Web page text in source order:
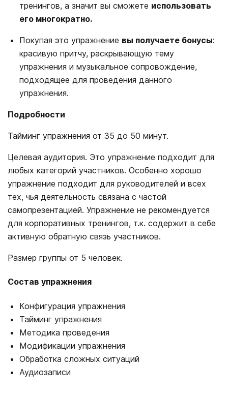
тренингов, а значит вы сможете использовать
его многократно.
Покупая это упражнение вы получаете бонусы:
красивую притчу, раскрывающую тему
упражнения и музыкальное сопровождение,
подходящее для проведения данного
упражнения.
Подробности
Тайминг упражнения от 35 до 50 минут.
Целевая аудитория. Это упражнение подходит для
любых категорий участников. Особенно хорошо
упражнение подходит для руководителей и всех
тех, чья деятельность связана с частой
самопрезентацией. Упражнение не рекомендуется
для корпоративных тренингов, т.к. содержит в себе
активную обратную связь участников.
Размер группы от 5 человек.
Состав упражнения
Конфигурация упражнения
Тайминг упражнения
Методика проведения
Модификации упражнения
Обработка сложных ситуаций
Аудиозаписи